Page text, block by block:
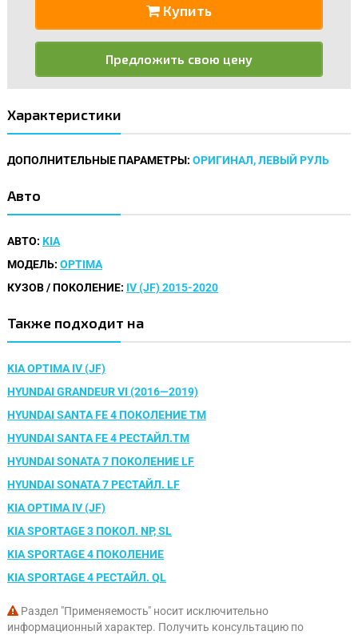
Купить
Предложить свою цену
Характеристики
ДОПОЛНИТЕЛЬНЫЕ ПАРАМЕТРЫ: ОРИГИНАЛ, ЛЕВЫЙ РУЛЬ
Авто
АВТО: KIA
МОДЕЛЬ: OPTIMA
КУЗОВ / ПОКОЛЕНИЕ: IV (JF) 2015-2020
Также подходит на
KIA OPTIMA IV (JF)
HYUNDAI GRANDEUR VI (2016—2019)
HYUNDAI SANTA FE 4 ПОКОЛЕНИЕ TM
HYUNDAI SANTA FE 4 РЕСТАЙЛ.TM
HYUNDAI SONATA 7 ПОКОЛЕНИЕ LF
HYUNDAI SONATA 7 РЕСТАЙЛ. LF
KIA OPTIMA IV (JF)
KIA SPORTAGE 3 ПОКОЛ. NP, SL
KIA SPORTAGE 4 ПОКОЛЕНИЕ
KIA SPORTAGE 4 РЕСТАЙЛ. QL
Раздел "Применяемость" носит исключительно
информационный характер. Получить консультацию по